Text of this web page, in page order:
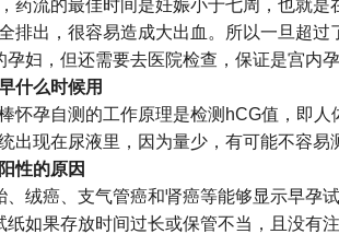
药流的最佳时间是妊娠小于七周，也就
排出，很容易造成大出血。所以一旦超
孕妇，但还需要去医院检查，保证是宫内
什么时候用
怀孕自测的工作原理是检测hCG值，即
出现在尿液里，因为量少，有可能不容
性的原因
、绒癌、支气管癌和肾癌等能够显示早孕
纸如果存放时间过长或保管不当，且没有